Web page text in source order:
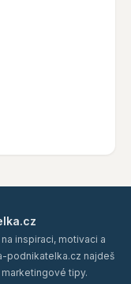
inspiraci, motivaci a
podnikatelka.cz najdeš
tipy.